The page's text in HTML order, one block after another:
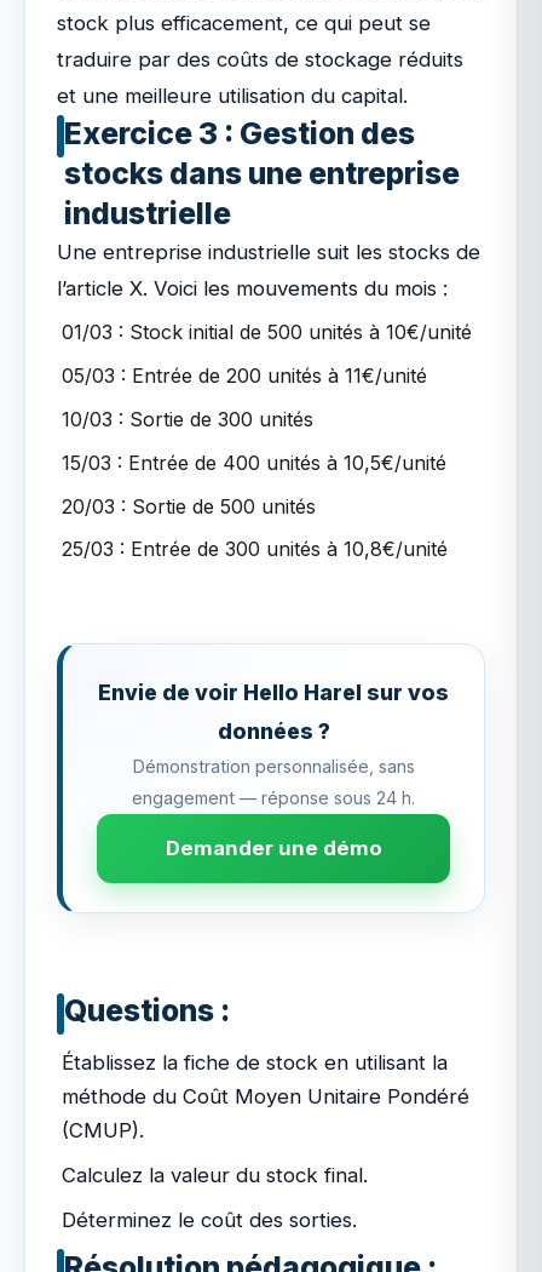
stock plus efficacement, ce qui peut se
traduire par des coûts de stockage réduits
et une meilleure utilisation du capital.
Exercice 3 : Gestion des
stocks dans une entreprise
industrielle
Une entreprise industrielle suit les stocks de
l’article X. Voici les mouvements du mois :
01/03 : Stock initial de 500 unités à 10€/unité
05/03 : Entrée de 200 unités à 11€/unité
10/03 : Sortie de 300 unités
15/03 : Entrée de 400 unités à 10,5€/unité
20/03 : Sortie de 500 unités
25/03 : Entrée de 300 unités à 10,8€/unité
Envie de voir Hello Harel sur vos
données ?
Démonstration personnalisée, sans
engagement — réponse sous 24 h.
Demander une démo
Questions :
Établissez la fiche de stock en utilisant la
méthode du Coût Moyen Unitaire Pondéré
(CMUP).
Calculez la valeur du stock final.
Déterminez le coût des sorties.